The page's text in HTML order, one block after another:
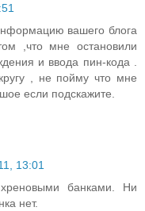
вашего блога
,что мне остановили
и ввода пин-кода .
, не пойму что мне
если подскажите.
13:01
банками. Ни
нет.